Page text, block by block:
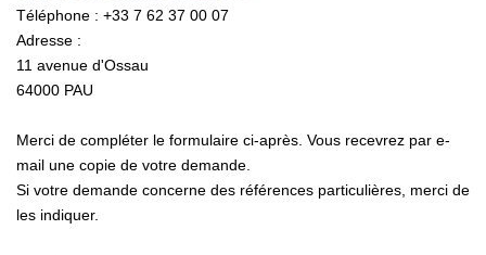
Notre Équipe
CONTACT
Téléphone : +33 7 62 37 00 07
Adresse :
11 avenue d'Ossau
64000 PAU
Merci de compléter le formulaire ci-après. Vous recevrez par e-
mail une copie de votre demande.
Si votre demande concerne des références particulières, merci de
les indiquer.